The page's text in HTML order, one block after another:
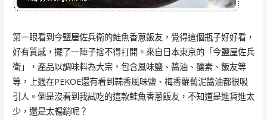
第一眼看到今鹽屋佐兵衛的鮭魚香蔥飯友，覺得這個瓶子好好看，
好有質感，擺了一陣子捨不得打開。來自日本東京的「今鹽屋佐兵
衛」，產品以調味料為大宗，包含風味鹽、醬油、釀素、飯友等
等，上週在PEKOE還有看到蒜香風味鹽、梅香蘿蔔泥醬油都很吸
引人。倒是沒看到我試吃的這款鮭魚香蔥飯友，不知道是進貨進太
少，還是太暢銷呢？